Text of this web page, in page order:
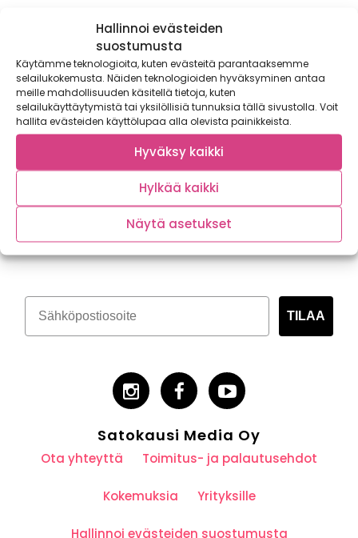
Hallinnoi evästeiden
suostumusta
Käytämme teknologioita, kuten evästeitä parantaaksemme
selailukokemusta. Näiden teknologioiden hyväksyminen antaa
meille mahdollisuuden käsitellä tietoja, kuten
selailukäyttäytymistä tai yksilöllisiä tunnuksia tällä sivustolla. Voit
hallita evästeiden käyttölupaa alla olevista painikkeista.
Hyväksy kaikki
Hylkää kaikki
Näytä asetukset
keskustelun keskiöön niin sosiaalisessa, kuin perinteisessäkin
mediassa. Viime...
Tilaa kasvispitoinen uutiskirje
TILAA
Satokausi Media Oy
Ota yhteyttä Toimitus- ja palautusehdot
Kokemuksia Yrityksille
Hallinnoi evästeiden suostumusta